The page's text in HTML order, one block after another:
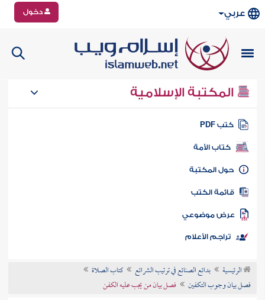
عربي دخول
المكتبة الإسلامية
كتب PDF
كتاب الأمة
المكتبة
الكتب
موضوعي
تراجم الأعلام
الرئيسية بدائع الصنائع في ترتيب الشرائع
كتاب الصلاة
فصل بيان وجوب التكفين
فصل بيان من يجب عليه الكفن